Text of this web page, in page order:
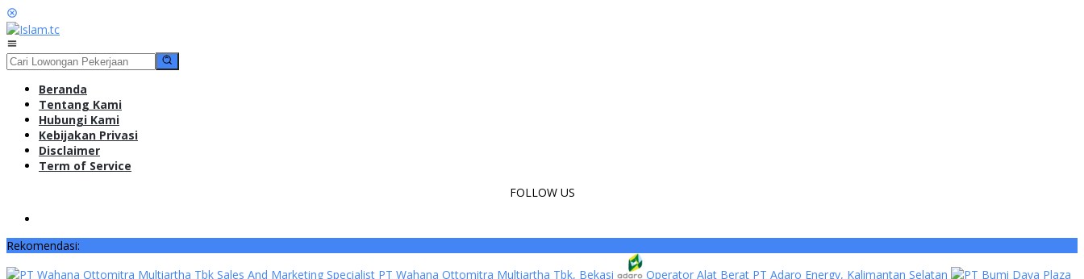
Loncat
ke
konten
Mobile
Beranda
Tentang Kami
Hubungi Kami
Kebijakan Privasi
Disclaimer
Term of Service
FOLLOW US
Rekomendasi:
Sales And Marketing Specialist PT Wahana Ottomitra Multiartha Tbk, Bekasi
Operator Alat Berat PT Adaro Energy, Kalimantan Selatan